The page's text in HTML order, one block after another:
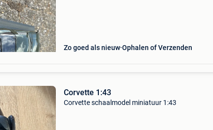
Zo goed als nieuw Ophalen of Verzenden
Corvette 1:43
Corvette schaalmodel miniatuur 1:43